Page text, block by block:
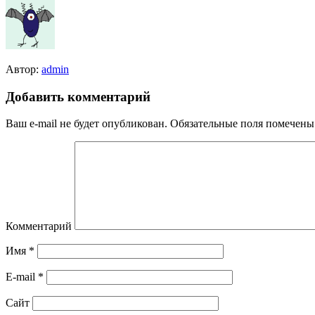
Автор: admin
Добавить комментарий
Ваш e-mail не будет опубликован. Обязательные поля
Комментарий
Имя *
E-mail *
Сайт